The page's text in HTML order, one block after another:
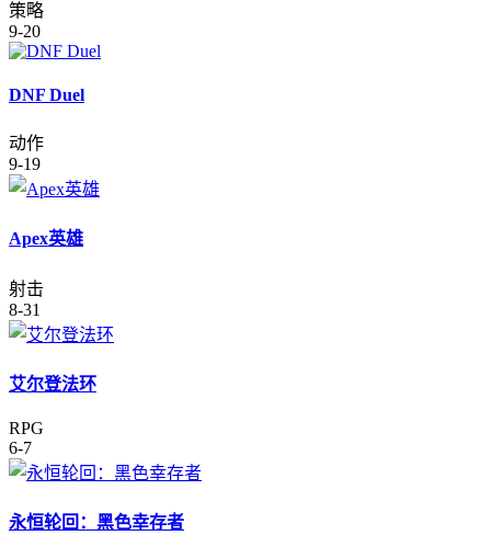
策略
9-20
DNF Duel
动作
9-19
Apex英雄
射击
8-31
艾尔登法环
RPG
6-7
永恒轮回：黑色幸存者